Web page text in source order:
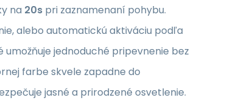
na 20s pri zaznamenaní pohybu.
alebo automatickú aktiváciu podľa
umožňuje jednoduché pripevnenie bez
farbe skvele zapadne do
jasné a prirodzené osvetlenie.